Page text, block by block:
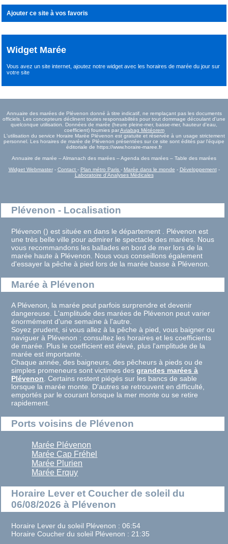
Ajouter ce site à vos favoris
Widget Marée
Vous avez un site internet,ajoutez notre widget avec les horaires de marée du joursur
votre site
Annuaire des marées de Plévenon donné à titre indicatif, ne remplaçant pas les documents
officiels. Les concepteurs déclinent toutes responsabilités pour tout dommage découlant d'une
quelconque utilisation. Données de marée (heure pleine-mer, basse-mer, hauteur d'eau,
coefficient) fournies parAviabag Météorem
L'utilisation du service Horaire Marée Plévenon est gratuite et réservée à un usage strictement
personnel. Les horaires de marée de Plévenon présentées sur ce site sont édités par l'équipe
éditoriale de https://www.horaire-maree.fr
Annuaire de marée – Almanach des marées – Agenda des marées – Table des marées
Widget Webmaster- Contact - Plan métro Paris - Marée dans le monde - Développement-
Laboratoire d'Analyses Médicales
Plévenon - Localisation
Plévenon () est située en dans le département . Plévenon est
une très belle ville pour admirer le spectacle des marées. Nous
vous recommandons les ballades en bord de mer lors de la
marée haute à Plévenon. Nous vous conseillons également
d'essayer la pêche à pied lors de la marée basse à Plévenon.
Marée à Plévenon
A Plévenon, la marée peut parfois surprendre et devenir
dangereuse. L'amplitude des marées de Plévenon peut varier
énormément d'une semaine à l'autre.
Soyez prudent, si vous allez à la pêche à pied, vous baigner ou
naviguer à Plévenon : consultez les horaires et les coefficients
de marée. Plus le coefficient est élevé, plus l'amplitude de la
marée est importante.
Chaque année, des baigneurs, des pêcheurs à pieds ou de
simples promeneurs sont victimes desgrandes marées à
Plévenon. Certains restent piégés sur les bancs de sable
lorsque la marée monte. D'autres se retrouvent en difficulté,
emportés par le courant lorsque la mer monte ou se retire
rapidement.
Ports voisins de Plévenon
Marée Plévenon
Marée Cap Fréhel
Marée Plurien
Marée Erquy
Horaire Lever et Coucher de soleil du
06/08/2026 à Plévenon
Horaire Lever du soleil Plévenon : 06:54
Horaire Coucher du soleil Plévenon : 21:35